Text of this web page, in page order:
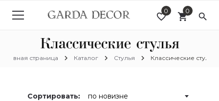
favorite_border
0 0
shopping_cart search
Классические стулья
Главная страница chevron_right Каталог chevron_right Стулья chevron_right Классические стулья
Сортировать: